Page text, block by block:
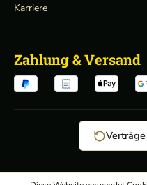
Karriere
Zahlung & Versand